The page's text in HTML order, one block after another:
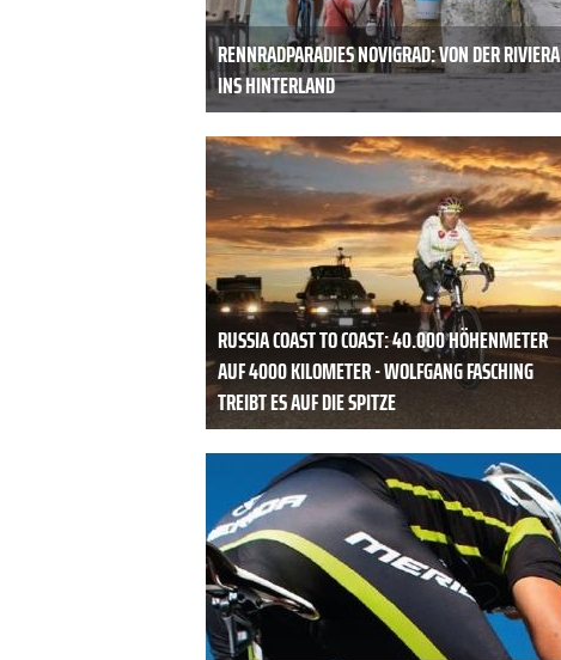
RENNRADPARADIES NOVIGRAD: VON DER RIVIERA
INS HINTERLAND
RUSSIA COAST TO COAST: 40.000 HÖHENMETER
AUF 4000 KILOMETER - WOLFGANG FASCHING
TREIBT ES AUF DIE SPITZE